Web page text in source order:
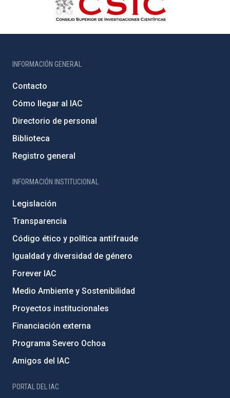
INFORMACIÓN GENERAL
Contacto
Cómo llegar al IAC
Directorio de personal
Biblioteca
Registro general
INFORMACIÓN INSTITUCIONAL
Legislación
Transparencia
Código ético y política antifraude
Igualdad y diversidad de género
Forever IAC
Medio Ambiente y Sostenibilidad
Proyectos institucionales
Financiación externa
Programa Severo Ochoa
Amigos del IAC
PORTAL DEL IAC